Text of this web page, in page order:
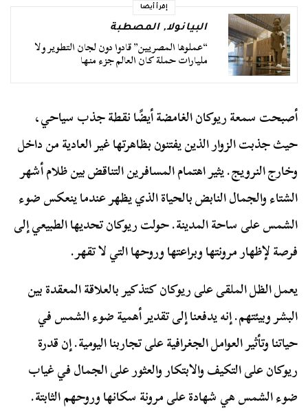
إقرأ أيضا
البيانولا,المصطبة
“عملوها المصريين” قادوا دون لجان التطوير ولا
مليارات حملة كان العالم جزء منها
أصبحت سمعة ريوكان الغامضة أيضًا نقطة جذب سياحي،
حيث جذبت الزوار الذين يفتنون بظاهرتها غير العادية من داخل
وخارج النرويج. يثير اهتمام المسافرين التناقض بين ظلام أشهر
الشتاء والجمال النابض بالحياة الذي يظهر عندما ينعكس ضوء
الشمس على ساحة المدينة. حولت ريوكان تحديها الطبيعي إلى
فرصة لإظهار مرونتها وبراعتها وروحها التي لا تقهر.
يعمل الظل الملقى على ريوكان كتذكير بالعلاقة المعقدة بين
البشر وبيئتهم. إنه يدفعنا إلى تقدير أهمية ضوء الشمس في
حياتنا وتأثير العوامل الجغرافية على تجاربنا اليومية. إن قدرة
ريوكان على التكيف والابتكار والعثور على الجمال في غياب
ضوء الشمس هي شهادة على مرونة سكانها وروحهم الثابتة.